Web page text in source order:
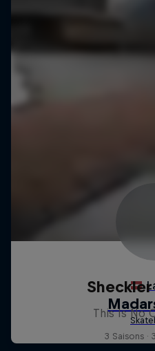
This Is No
3 Saisons ·